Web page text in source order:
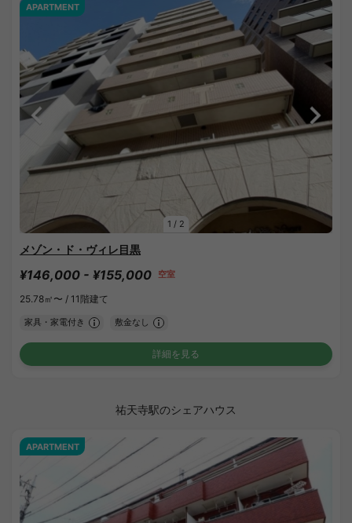
1 / 2
APARTMENT
メゾン・ド・ヴィレ目黒
¥146,000 - ¥155,000 空室
25.78㎡〜 / 11階建て
家具・家電付き 敷金なし
詳細を見る
祐天寺駅のシェアハウス
APARTMENT